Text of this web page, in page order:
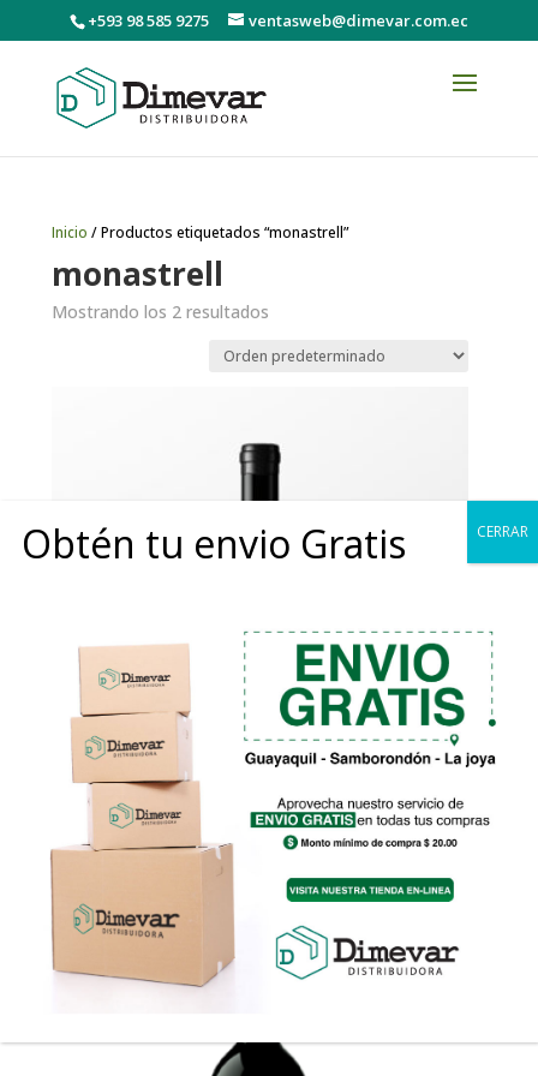
+593 98 585 9275 ventasweb@dimevar.com.ec
Inicio / Productos etiquetados “monastrell”
monastrell
Mostrando los 2 resultados
Demuerte Black | Swarovski Edition
$150.00 - $675.00Rango
$150.00
hasta
Obtén tu envio Gratis CERRAR